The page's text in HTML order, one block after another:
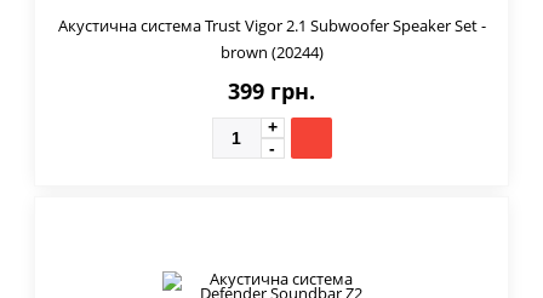
Акустична система Trust Vigor 2.1 Subwoofer Speaker Set -
brown (20244)
399 грн.